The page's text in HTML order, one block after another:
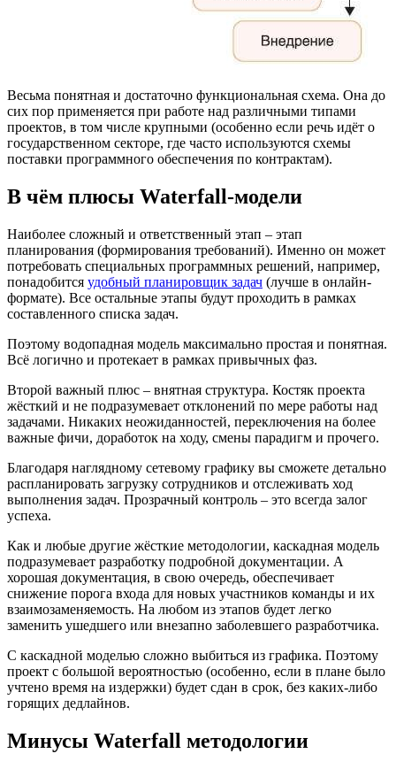
Весьма понятная и достаточно функциональная схема. Она до
сих пор применяется при работе над различными типами
проектов, в том числе крупными (особенно если речь идёт о
государственном секторе, где часто используются схемы
поставки программного обеспечения по контрактам).
В чём плюсы Waterfall-модели
Наиболее сложный и ответственный этап – этап
планирования (формирования требований). Именно он может
потребовать специальных программных решений, например,
понадобится удобный планировщик задач (лучше в онлайн-
формате). Все остальные этапы будут проходить в рамках
составленного списка задач.
Поэтому водопадная модель максимально простая и понятная.
Всё логично и протекает в рамках привычных фаз.
Второй важный плюс – внятная структура. Костяк проекта
жёсткий и не подразумевает отклонений по мере работы над
задачами. Никаких неожиданностей, переключения на более
важные фичи, доработок на ходу, смены парадигм и прочего.
Благодаря наглядному сетевому графику вы сможете детально
распланировать загрузку сотрудников и отслеживать ход
выполнения задач. Прозрачный контроль – это всегда залог
успеха.
Как и любые другие жёсткие методологии, каскадная модель
подразумевает разработку подробной документации. А
хорошая документация, в свою очередь, обеспечивает
снижение порога входа для новых участников команды и их
взаимозаменяемость. На любом из этапов будет легко
заменить ушедшего или внезапно заболевшего разработчика.
С каскадной моделью сложно выбиться из графика. Поэтому
проект с большой вероятностью (особенно, если в плане было
учтено время на издержки) будет сдан в срок, без каких-либо
горящих дедлайнов.
Минусы Waterfall методологии